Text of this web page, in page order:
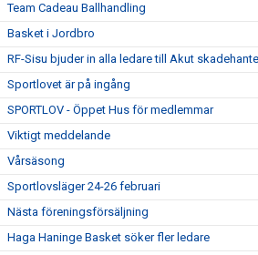
Team Cadeau Ballhandling
Basket i Jordbro
RF-Sisu bjuder in alla ledare till Akut
Sportlovet är på ingång
SPORTLOV - Öppet Hus för medlemmar
Viktigt meddelande
Vårsäsong
Sportlovsläger 24-26 februari
Nästa föreningsförsäljning
Haga Haninge Basket söker fler ledare